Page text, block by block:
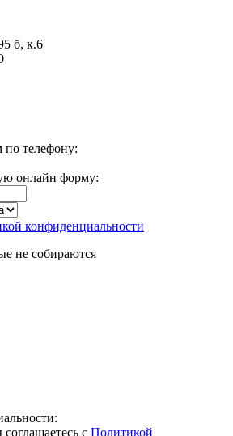
б, к.6
по телефону:
онлайн форму:
конфиденциальности
не собираются
с Политикой